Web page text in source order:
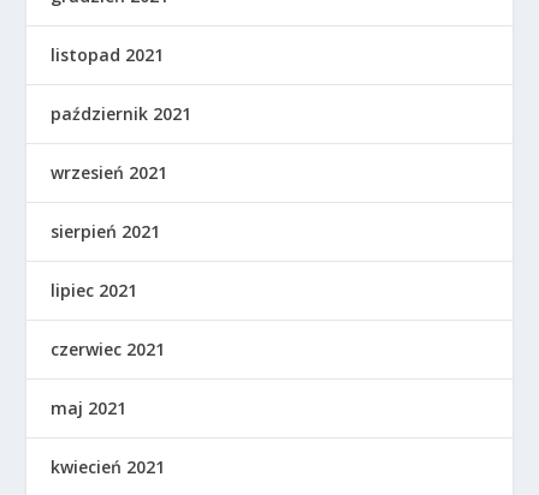
listopad 2021
październik 2021
wrzesień 2021
sierpień 2021
lipiec 2021
czerwiec 2021
maj 2021
kwiecień 2021